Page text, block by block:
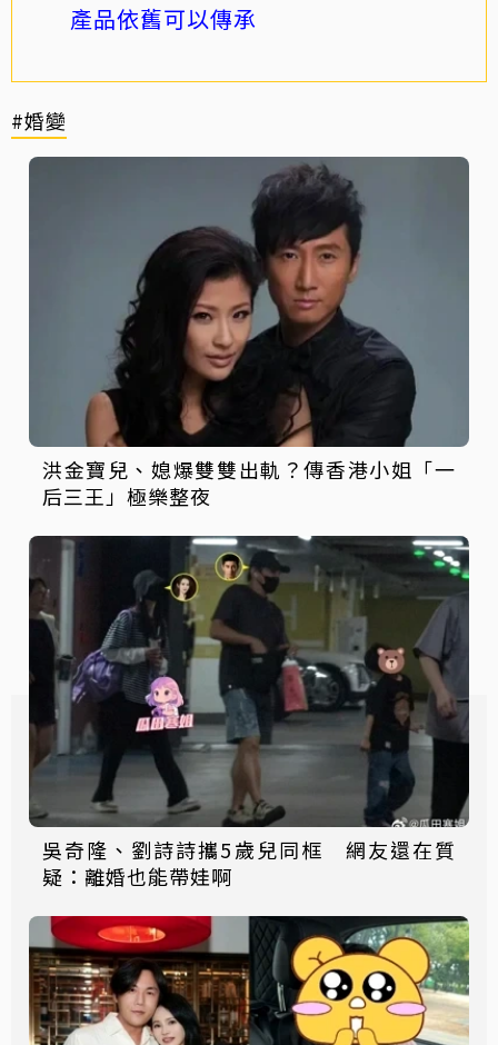
產品依舊可以傳承
#婚變
洪金寶兒、媳爆雙雙出軌？傳香港小姐「一
后三王」極樂整夜
吳奇隆、劉詩詩攜5歲兒同框 網友還在質
疑：離婚也能帶娃啊